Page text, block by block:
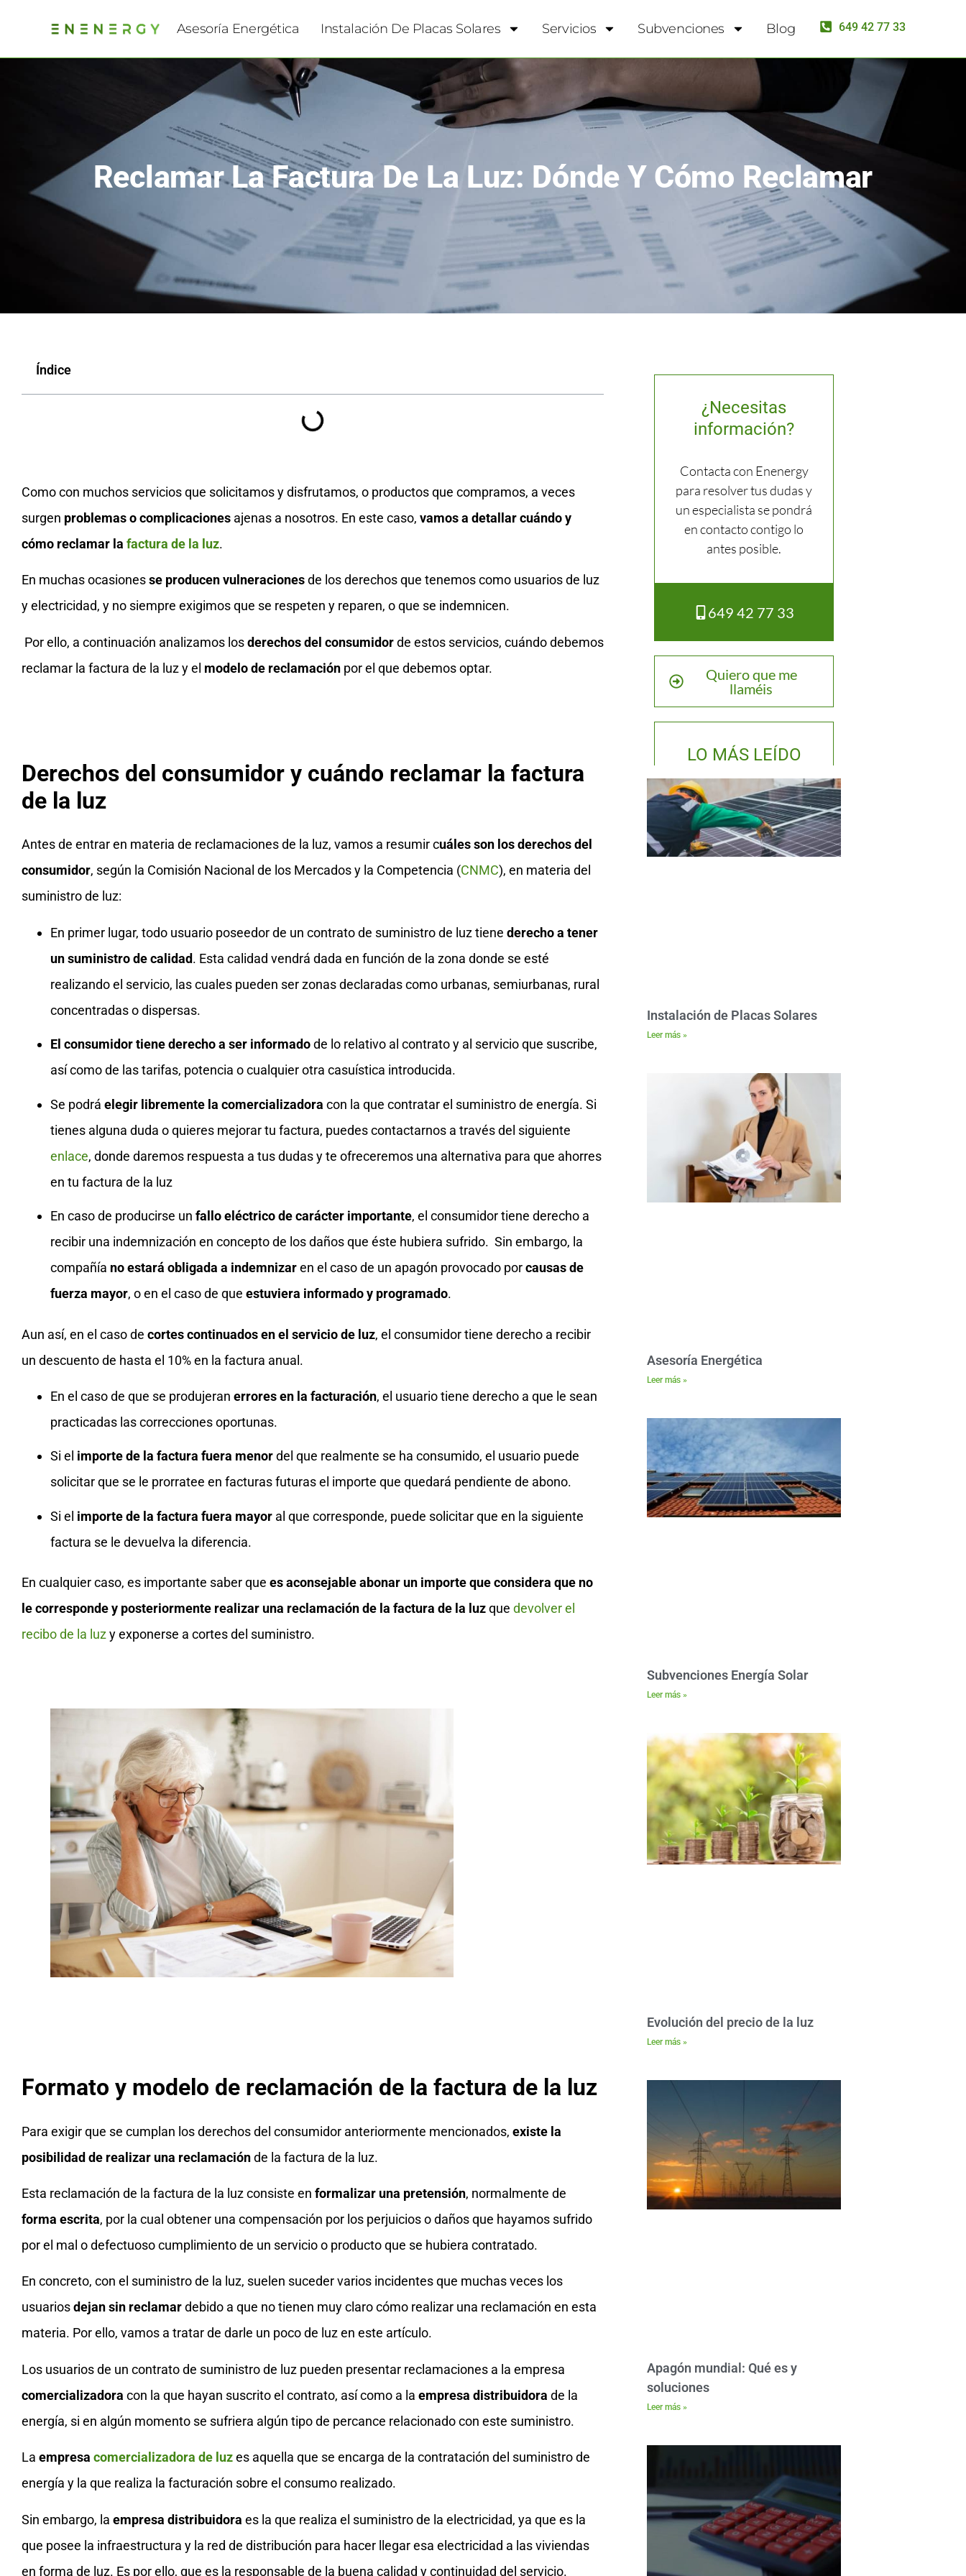
Asesoría Energética Instalación De Placas Solares Servicios Subvenciones Blog 649 42 77 33
Reclamar La Factura De La Luz: Dónde Y Cómo Reclamar
Índice
Como con muchos servicios que solicitamos y disfrutamos, o productos que compramos, a veces
surgen problemas o complicaciones ajenas a nosotros. En este caso, vamos a detallar cuándo y
cómo reclamar la factura de la luz.
En muchas ocasionesse producen vulneracionesde los derechos que tenemos como usuarios de luz
y electricidad, y no siempre exigimos que se respeten y reparen, o que se indemnicen.
Por ello, a continuación analizamos losderechos del consumidorde estos servicios, cuándo debemos
reclamar la factura de la luz y el modelo de reclamación por el que debemos optar.
Derechos del consumidor y cuándo reclamar la factura
de la luz
Antes de entrar en materia de reclamaciones de la luz, vamos a resumir cuáles son los derechos del
consumidor, según la Comisión Nacional de los Mercados y la Competencia (CNMC), en materia del
suministro de luz:
En primer lugar, todo usuario poseedor de un contrato de suministro de luz tiene derecho a tener
un suministro de calidad. Esta calidad vendrá dada en función de la zona donde se esté
realizando el servicio, las cuales pueden ser zonas declaradas como urbanas, semiurbanas, rural
concentradas o dispersas.
El consumidor tiene derecho a ser informadode lo relativo al contrato y al servicio que suscribe,
así como de las tarifas, potencia o cualquier otra casuística introducida.
Se podrá elegir libremente la comercializadora con la que contratar el suministro de energía. Si
tienes alguna duda o quieres mejorar tu factura, puedes contactarnos a través del siguiente
enlace, donde daremos respuesta a tus dudas y te ofreceremos una alternativa para que ahorres
en tu factura de la luz
En caso de producirse un fallo eléctrico de carácter importante, el consumidor tiene derecho a
recibir una indemnización en concepto de los daños que éste hubiera sufrido. Sin embargo, la
compañía no estará obligada a indemnizaren el caso de un apagón provocado porcausas de
fuerza mayor, o en el caso de que estuviera informado y programado.
Aun así, en el caso de cortes continuados en el servicio de luz, el consumidor tiene derecho a recibir
un descuento de hasta el 10% en la factura anual.
En el caso de que se produjeran errores en la facturación, el usuario tiene derecho a que le sean
practicadas las correcciones oportunas.
Si el importe de la factura fuera menordel que realmente se ha consumido, el usuario puede
solicitar que se le prorratee en facturas futuras el importe que quedará pendiente de abono.
Si el importe de la factura fuera mayor al que corresponde, puede solicitar que en la siguiente
factura se le devuelva la diferencia.
En cualquier caso, es importante saber que es aconsejable abonar un importe que considera que no
le corresponde y posteriormente realizar una reclamación de la factura de la luzque devolver el
recibo de la luzy exponerse a cortes del suministro.
Formato y modelo de reclamación de la factura de la luz
Para exigir que se cumplan los derechos del consumidor anteriormente mencionados, existe la
posibilidad de realizar una reclamaciónde la factura de la luz.
Esta reclamación de la factura de la luz consiste en formalizar una pretensión, normalmente de
forma escrita, por la cual obtener una compensación por los perjuicios o daños que hayamos sufrido
por el mal o defectuoso cumplimiento de un servicio o producto que se hubiera contratado.
En concreto, con el suministro de la luz, suelen suceder varios incidentes que muchas veces los
usuariosdejan sin reclamardebido a que no tienen muy claro cómo realizar una reclamación en esta
materia. Por ello, vamos a tratar de darle un poco de luz en este artículo.
Los usuarios de un contrato de suministro de luz pueden presentar reclamaciones a la empresa
comercializadora con la que hayan suscrito el contrato, así como a la empresa distribuidora de la
energía, si en algún momento se sufriera algún tipo de percance relacionado con este suministro.
La empresa comercializadora de luzes aquella que se encarga de la contratación del suministro de
energía y la que realiza la facturación sobre el consumo realizado.
Sin embargo, la empresa distribuidora es la que realiza el suministro de la electricidad, ya que es la
que posee la infraestructura y la red de distribución para hacer llegar esa electricidad a las viviendas
en forma de luz. Es por ello, que es la responsable de la buena calidad y continuidad del servicio.
¿Necesitas
información?
Contacta con Enenergy
para resolver tus dudas y
un especialista se pondrá
en contacto contigo lo
antes posible.
649 42 77 33
Quiero que me
llaméis
LO MÁS LEÍDO
Instalación de Placas Solares
Leer más »
Asesoría Energética
Leer más »
Subvenciones Energía Solar
Leer más »
Evolución del precio de la luz
Leer más »
Apagón mundial: Qué es y
soluciones
Leer más »